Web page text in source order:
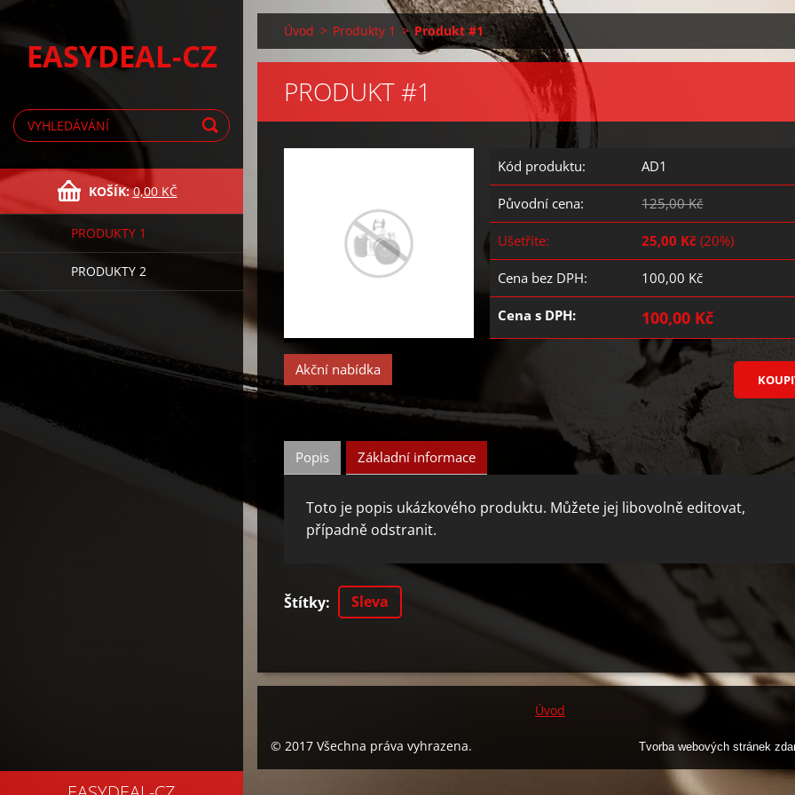
EASYDEAL-CZ
KOŠÍK: 0,00 KČ
PRODUKTY 1
PRODUKTY 2
Úvod > Produkty 1 > Produkt #1
PRODUKT #1
Akční nabídka
Kód produktu: AD1
Původní cena: 125,00 Kč
Ušetříte: 25,00 Kč (20%)
Cena bez DPH: 100,00 Kč
Cena s DPH: 100,00 Kč
Popis Základní informace
Toto je popis ukázkového produktu. Můžete jej libovolně editovat,
případně odstranit.
Štítky: Sleva
Úvod
© 2017 Všechna práva vyhrazena. Tvorba webových stránek